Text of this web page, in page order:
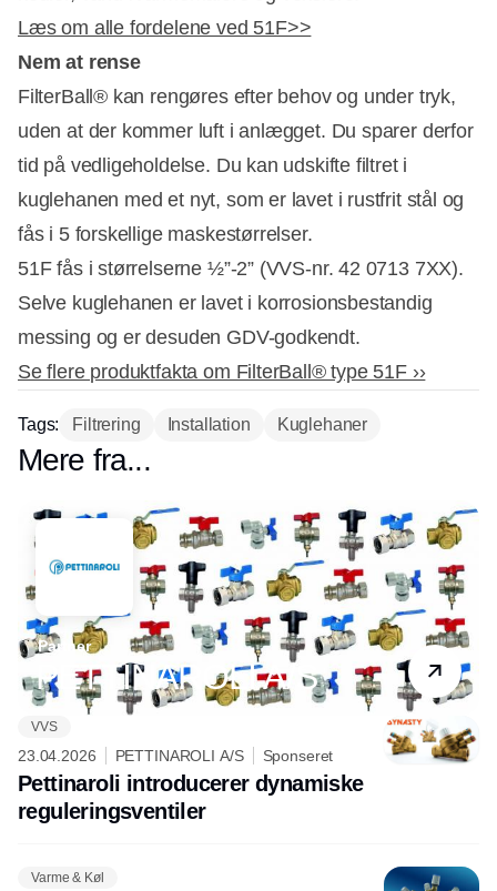
Læs om alle fordelene ved 51F>>
Nem at rense
FilterBall® kan rengøres efter behov og under tryk,
uden at der kommer luft i anlægget. Du sparer derfor
tid på vedligeholdelse. Du kan udskifte filtret i
kuglehanen med et nyt, som er lavet i rustfrit stål og
fås i 5 forskellige maskestørrelser.
51F fås i størrelserne ½”-2” (VVS-nr. 42 0713 7XX).
Selve kuglehanen er lavet i korrosionsbestandig
messing og er desuden GDV-godkendt.
Se flere produktfakta om FilterBall® type 51F ››
Tags: Filtrering Installation Kuglehaner
Mere fra...
Partner
PETTINAROLI A/S
VVS
23.04.2026 PETTINAROLI A/S Sponseret
Pettinaroli introducerer dynamiske
reguleringsventiler
Varme & Køl